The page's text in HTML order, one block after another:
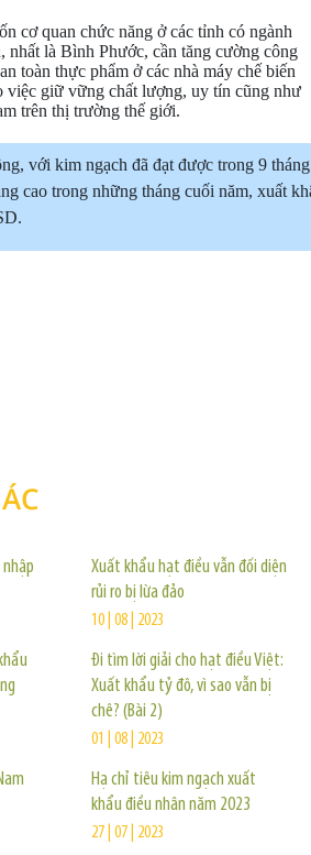
cơ quan chức năng ở các tỉnh có ngành
nhất là Bình Phước, cần tăng cường công
toàn thực phẩm ở các nhà máy chế biến
việc giữ vững chất lượng, uy tín cũng như
trên thị trường thế giới.
với kim ngạch đã đạt được trong 9
cao trong những tháng cuối năm, xuất
Xuất khẩu hạt điều vẫn đối diện
rủi ro bị lừa đảo
10 | 08 | 2023
Đi tìm lời giải cho hạt điều Việt:
Xuất khẩu tỷ đô, vì sao vẫn bị
chê? (Bài 2)
01 | 08 | 2023
Hạ chỉ tiêu kim ngạch xuất
khẩu điều nhân năm 2023
27 | 07 | 2023